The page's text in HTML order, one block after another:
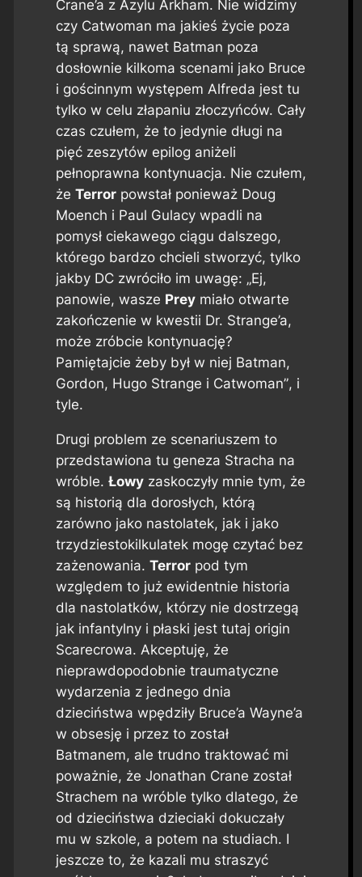
Crane’a z Azylu Arkham. Nie widzimy
czy Catwoman ma jakieś życie poza
tą sprawą, nawet Batman poza
dosłownie kilkoma scenami jako Bruce
i gościnnym występem Alfreda jest tu
tylko w celu złapaniu złoczyńców. Cały
czas czułem, że to jedynie długi na
pięć zeszytów epilog aniżeli
pełnoprawna kontynuacja. Nie czułem,
że Terrorpowstał ponieważ Doug
Moench i Paul Gulacy wpadli na
pomysł ciekawego ciągu dalszego,
którego bardzo chcieli stworzyć, tylko
jakby DC zwróciło im uwagę: „Ej,
panowie, wasze Preymiało otwarte
zakończenie w kwestii Dr. Strange’a,
może zróbcie kontynuację?
Pamiętajcie żeby był w niej Batman,
Gordon, Hugo Strange i Catwoman”, i
tyle.
Drugi problem ze scenariuszem to
przedstawiona tu geneza Stracha na
wróble. Łowyzaskoczyły mnie tym, że
są historią dla dorosłych, którą
zarówno jako nastolatek, jak i jako
trzydziestokilkulatek mogę czytać bez
zażenowania. Terrorpod tym
względem to już ewidentnie historia
dla nastolatków, którzy nie dostrzegą
jak infantylny i płaski jest tutaj origin
Scarecrowa. Akceptuję, że
nieprawdopodobnie traumatyczne
wydarzenia z jednego dnia
dzieciństwa wpędziły Bruce’a Wayne’a
w obsesję i przez to został
Batmanem, ale trudno traktować mi
poważnie, że Jonathan Crane został
Strachem na wróble tylko dlatego, że
od dzieciństwa dzieciaki dokuczały
mu w szkole, a potem na studiach. I
jeszcze to, że kazali mu straszyć